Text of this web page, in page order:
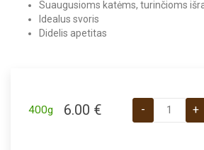
Suaugusioms katėms, turinčioms
Idealus svoris
Didelis apetitas
400g 6.00 € -
produkto
+